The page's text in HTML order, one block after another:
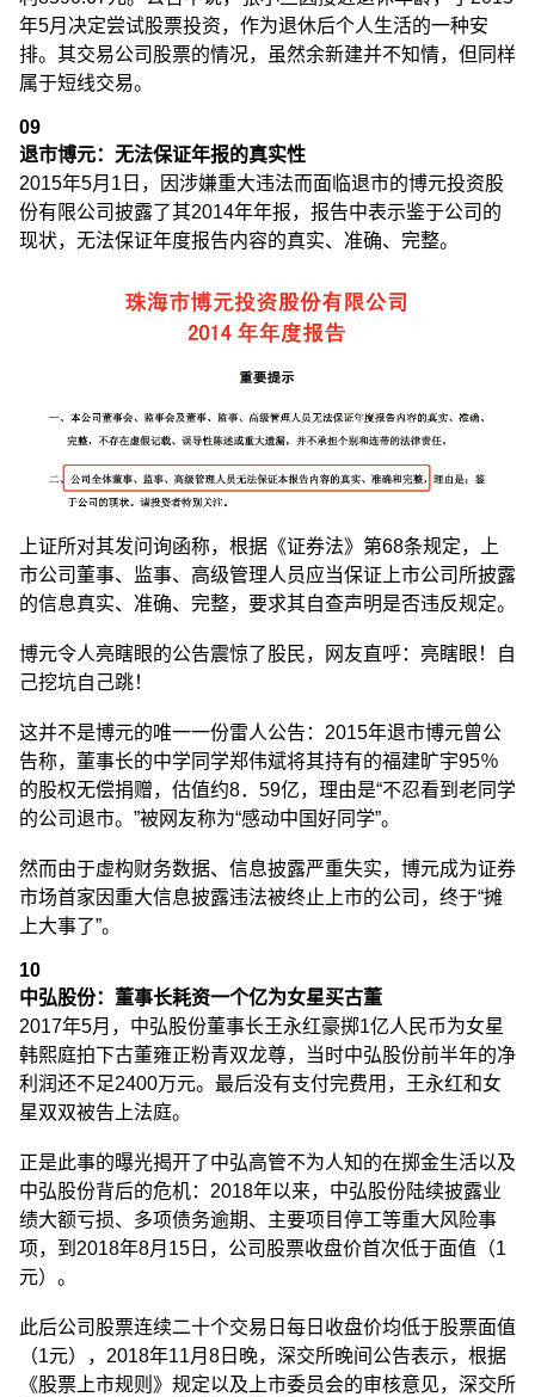
年5月决定尝试股票投资，作为退休后个人生活的一种安
排。其交易公司股票的情况，虽然余新建并不知情，但同样
属于短线交易。
09
退市博元：无法保证年报的真实性
2015年5月1日，因涉嫌重大违法而面临退市的博元投资股
份有限公司披露了其2014年年报，报告中表示鉴于公司的
现状，无法保证年度报告内容的真实、准确、完整。
上证所对其发问询函称，根据《证券法》第68条规定，上
市公司董事、监事、高级管理人员应当保证上市公司所披露
的信息真实、准确、完整，要求其自查声明是否违反规定。
博元令人亮瞎眼的公告震惊了股民，网友直呼：亮瞎眼！自
己挖坑自己跳！
这并不是博元的唯一一份雷人公告：2015年退市博元曾公
告称，董事长的中学同学郑伟斌将其持有的福建旷宇95％
的股权无偿捐赠，估值约8．59亿，理由是“不忍看到老同学
的公司退市。”被网友称为“感动中国好同学”。
然而由于虚构财务数据、信息披露严重失实，博元成为证券
市场首家因重大信息披露违法被终止上市的公司，终于“摊
上大事了”。
10
中弘股份：董事长耗资一个亿为女星买古董
2017年5月，中弘股份董事长王永红豪掷1亿人民币为女星
韩熙庭拍下古董雍正粉青双龙尊，当时中弘股份前半年的净
利润还不足2400万元。最后没有支付完费用，王永红和女
星双双被告上法庭。
正是此事的曝光揭开了中弘高管不为人知的在掷金生活以及
中弘股份背后的危机：2018年以来，中弘股份陆续披露业
绩大额亏损、多项债务逾期、主要项目停工等重大风险事
项，到2018年8月15日，公司股票收盘价首次低于面值（1
元）。
此后公司股票连续二十个交易日每日收盘价均低于股票面值
（1元），2018年11月8日晚，深交所晚间公告表示，根据
《股票上市规则》规定以及上市委员会的审核意见，深交所